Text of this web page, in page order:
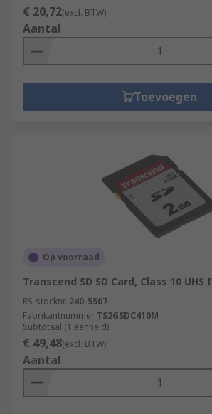
€ 20,72(excl. BTW)
Aantal
Toevoegen
Op voorraad
Transcend SD SD Card, Class 10 UHS I
RS-stocknr. 240-5507
Fabrikantnummer TS2GSDC410M
Subtotaal (1 eenheid)
€ 49,48(excl. BTW)
Aantal